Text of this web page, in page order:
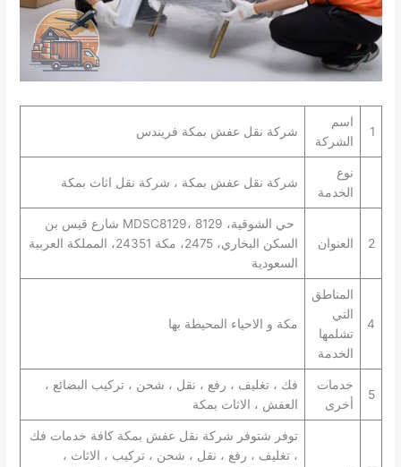
1
اسم
الشركة
شركة نقل عفش بمكة فريندس
نوع
الخدمة
شركة نقل عفش بمكة ، شركة نقل اثاث بمكة
2 العنوان
حي الشوقية، MDSC8129، 8129 شارع قيس بن
السكن البخاري، 2475، مكة 24351، المملكة العربية
السعودية
4
المناطق
التي
تشلمها
الخدمة
مكة و الاحياء المحيطة بها
5
خدمات
أخرى
فك ، تغليف ، رفع ، نقل ، شحن ، تركيب البضائع ،
العفش ، الاثاث بمكة
توفر شتوفر شركة نقل عفش بمكة كافة خدمات فك
، تغليف ، رفع ، نقل ، شحن ، تركيب ، الاثاث ،